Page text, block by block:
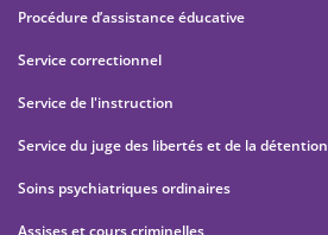
Procédure d’assistance éducative
Service correctionnel
Service de l'instruction
Service du juge des libertés et de la détention
Soins psychiatriques ordinaires
Assises et cours criminelles